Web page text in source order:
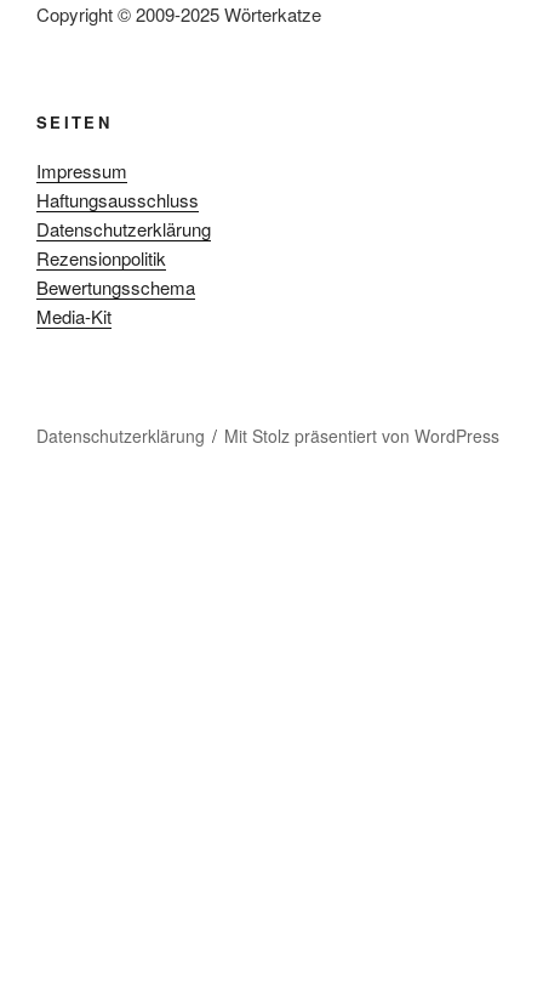
Copyright © 2009-2025 Wörterkatze
SEITEN
Impressum
Haftungsausschluss
Datenschutzerklärung
Rezensionpolitik
Bewertungsschema
Media-Kit
Datenschutzerklärung Mit Stolz präsentiert von WordPress